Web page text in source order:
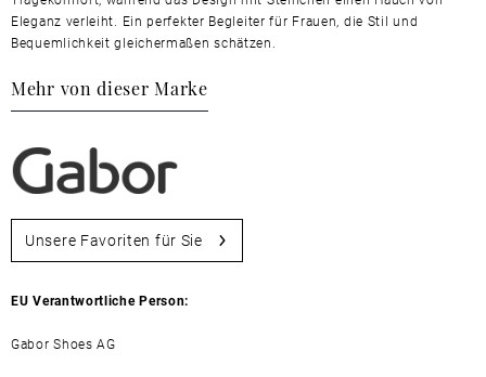
Eleganz verleiht. Ein perfekter Begleiter für Frauen, die Stil und
Bequemlichkeit gleichermaßen schätzen.
Mehr von dieser Marke
Unsere Favoriten für Sie
EU Verantwortliche Person:
Gabor Shoes AG